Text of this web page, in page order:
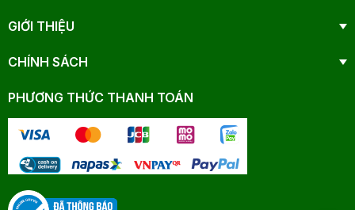
GIỚI THIỆU
CHÍNH SÁCH
PHƯƠNG THỨC THANH TOÁN